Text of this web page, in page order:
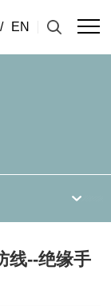
/ EN
线--绝缘手